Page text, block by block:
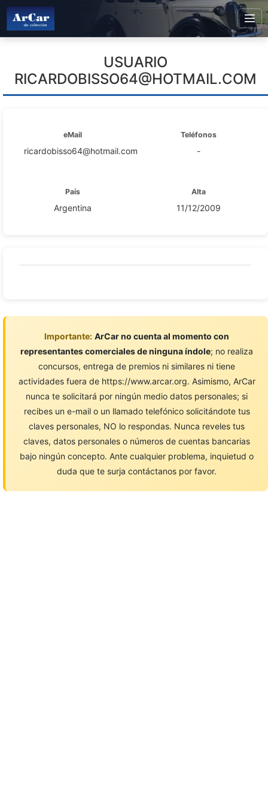
USUARIO
RICARDOBISSO64@HOTMAIL.COM
eMail
ricardobisso64@hotmail.com
Teléfonos
-
País
Argentina
Alta
11/12/2009
Importante: ArCar no cuenta al momento con
representantes comerciales de ninguna índole; no realiza
concursos, entrega de premios ni similares ni tiene
actividades fuera de https://www.arcar.org. Asimismo, ArCar
nunca te solicitará por ningún medio datos personales; si
recibes un e-mail o un llamado telefónico solicitándote tus
claves personales, NO lo respondas. Nunca reveles tus
claves, datos personales o números de cuentas bancarias
bajo ningún concepto. Ante cualquier problema, inquietud o
duda que te surja contáctanos por favor.